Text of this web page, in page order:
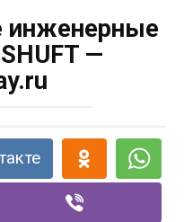
инженерные
—